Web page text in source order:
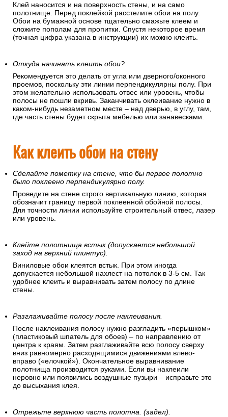
Клей наносится и на поверхность стены, и на само
полотнище. Перед поклейкой расстелите обои на полу.
Обои на бумажной основе тщательно смажьте клеем и
сложите пополам для пропитки. Спустя некоторое время
(точная цифра указана в инструкции) их можно клеить.
Откуда начинать клеить обои?
Рекомендуется это делать от угла или дверного/оконного
проемов, поскольку эти линии перпендикулярны полу. При
этом желательно использовать отвес или уровень, чтобы
полосы не пошли вкривь. Заканчивать оклеивание нужно в
каком-нибудь незаметном месте – над дверью, в углу, там,
где часть стены будет скрыта мебелью или занавесками.
Как клеить обои на стену
Сделайте пометку на стене, что бы первое полотно
было поклеено перпендикулярно полу.
Проведите на стене строго вертикальную линию, которая
обозначит границу первой поклеенной обойной полосы.
Для точности линии используйте строительный отвес, лазер
или уровень.
Клейте полотнища встык.(допускается небольшой
заход на верхний плинтус).
Виниловые обои клеятся встык. При этом иногда
допускается небольшой нахлест на потолок в 3-5 см. Так
удобнее клеить и выравнивать затем полосу по длине
стены.
Разглаживайте полосу после наклеивания.
После наклеивания полосу нужно разгладить «перышком»
(пластиковый шпатель для обоев) – по направлению от
центра к краям. Затем разглаживайте всю полосу сверху
вниз равномерно расходящимися движениями влево-
вправо («елочкой»). Окончательное выравнивание
полотнища производится руками. Если вы наклеили
неровно или появились воздушные пузыри – исправьте это
до высыхания клея.
Отрежьте верхнюю часть полотна. (задел).